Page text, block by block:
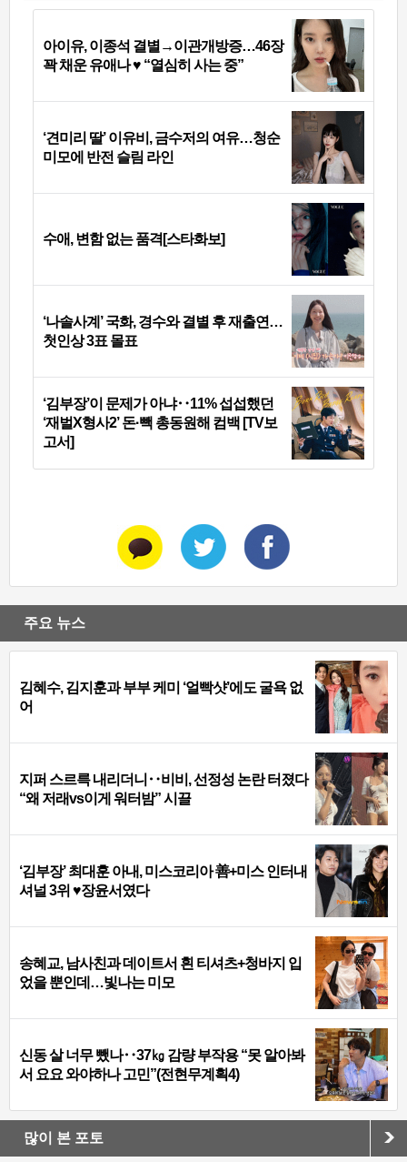
아이유, 이종석 결별→이관개방증…46장
꽉 채운 유애나 ♥ “열심히 사는 중”
‘견미리 딸’ 이유비, 금수저의 여유…청순
미모에 반전 슬림 라인
수애, 변함 없는 품격[스타화보]
‘나솔사계’ 국화, 경수와 결별 후 재출연…
첫인상 3표 몰표
‘김부장’이 문제가 아냐‥11% 섭섭했던
‘재벌X형사2’ 돈·빽 총동원해 컴백 [TV보
고서]
주요 뉴스
김혜수, 김지훈과 부부 케미 ‘얼빡샷’에도 굴욕 없
어
지퍼 스르륵 내리더니‥비비, 선정성 논란 터졌다
“왜 저래vs이게 워터밤” 시끌
‘김부장’ 최대훈 아내, 미스코리아 善+미스 인터내
셔널 3위 ♥장윤서였다
송혜교, 남사친과 데이트서 흰 티셔츠+청바지 입
었을 뿐인데…빛나는 미모
신동 살 너무 뺐나‥37㎏ 감량 부작용 “못 알아봐
서 요요 와야하나 고민”(전현무계획4)
많이 본 포토